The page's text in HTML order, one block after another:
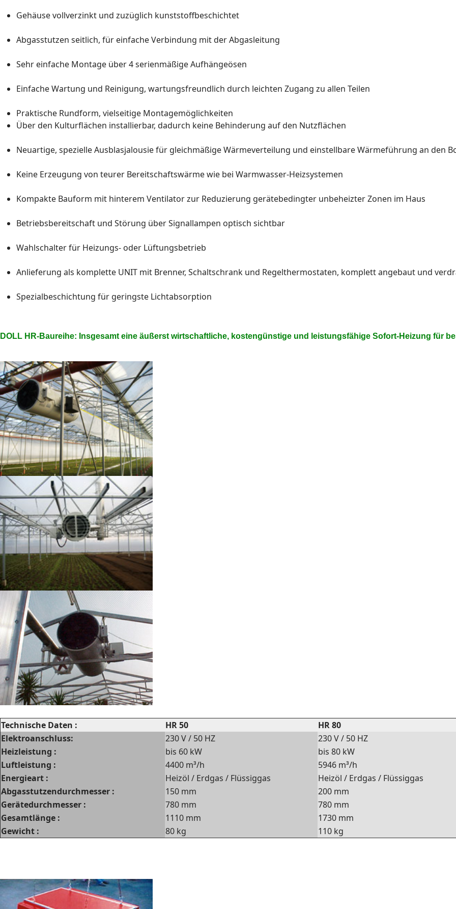
Gehäuse vollverzinkt und zuzüglich kunststoffbeschichtet
Abgasstutzen seitlich, für einfache Verbindung mit der Abgasleitung
Sehr einfache Montage über 4 serienmäßige Aufhängeösen
Einfache Wartung und Reinigung, wartungsfreundlich durch leichten Zugang zu allen Teilen
Praktische Rundform, vielseitige Montagemöglichkeiten
Über den Kulturflächen installierbar, dadurch keine Behinderung auf den Nutzflächen
Neuartige, spezielle Ausblasjalousie für gleichmäßige Wärmeverteilung und einstellbare Wärmeführung an den
Keine Erzeugung von teurer Bereitschaftswärme wie bei Warmwasser-Heizsystemen
Kompakte Bauform mit hinterem Ventilator zur Reduzierung gerätebedingter unbeheizter Zonen im Haus
Betriebsbereitschaft und Störung über Signallampen optisch sichtbar
Wahlschalter für Heizungs- oder Lüftungsbetrieb
Anlieferung als komplette UNIT mit Brenner, Schaltschrank und Regelthermostaten, komplett angebaut und
Spezialbeschichtung für geringste Lichtabsorption
DOLL HR-Baureihe: Insgesamt eine äußerst wirtschaft­liche, kostengünstige und leistungsfähige Sofort-Heizung für
Technische Daten : HR 50 HR 80
Elektroanschluss:
230 V / 50 HZ 230 V / 50 HZ
Heizleistung :
bis 60 kW bis 80 kW
Luftleistung :
4400 m³/h 5946 m³/h
Energieart :
Heizöl / Erdgas / Flüssiggas Heizöl / Erdgas / Flüssiggas
Abgasstutzendurchmesser :
150 mm 200 mm
Gerätedurchmesser :
780 mm 780 mm
Gesamtlänge :
1110 mm 1730 mm
Gewicht :
80 kg 110 kg